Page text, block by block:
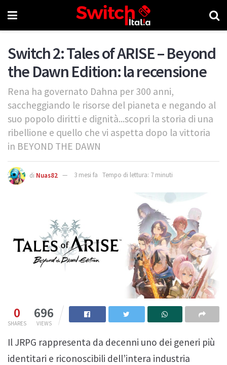
Switch 2: Tales of ARISE – Beyond
the Dawn Edition: la recensione
Rena ha governato Dahna per 300 anni,
saccheggiando le risorse del pianeta e negando al
suo popolo diritti e dignità...scopri la storia di una
ribellione e quello che vi aspetta dopo la vittoria
in BEYOND THE DAWN
di Nuas82 3 mesi fa Tempo di lettura: 7 minuti
0
SHARES
696
VIEWS
Il JRPG rappresenta da decenni uno dei generi più
identitari e riconoscibili dell’intera industria